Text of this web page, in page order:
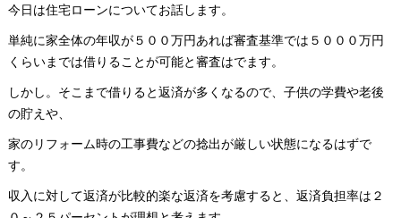
今日は住宅ローンについてお話します。
単純に家全体の年収が５００万円あれば審査基準では５０００万円
くらいまでは借りることが可能と審査はでます。
しかし。そこまで借りると返済が多くなるので、子供の学費や老後
の貯えや、
家のリフォーム時の工事費などの捻出が厳しい状態になるはずで
す。
収入に対して返済が比較的楽な返済を考慮すると、返済負担率は２